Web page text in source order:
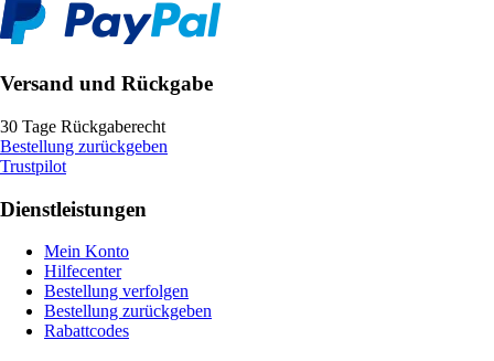
Versand und Rückgabe
30 Tage Rückgaberecht
Bestellung zurückgeben
Trustpilot
Dienstleistungen
Mein Konto
Hilfecenter
Bestellung verfolgen
Bestellung zurückgeben
Rabattcodes